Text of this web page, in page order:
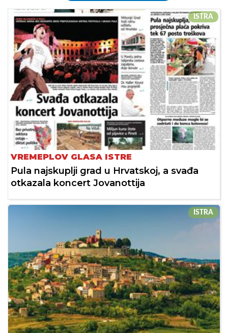
ISTRA
VREMEPLOV GLASA ISTRE
Pula najskuplji grad u Hrvatskoj, a svađa
otkazala koncert Jovanottija
ISTRA